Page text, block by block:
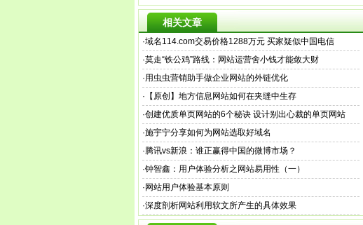
相关文章
·域名114.com交易价格1288万元 买家疑似中国电信
·莫走“铁公鸡”路线：网站运营舍小钱才能敛大财
·用虫虫营销助手做企业网站的外链优化
· 【原创】地方信息网站如何在夹缝中生存
·创建优质单页网站的6个秘诀 设计别出心裁的单页网站
·施宇宁分享如何为网站选取好域名
·腾讯vs新浪：谁正赢得中国的微博市场？
·钟智鑫：用户体验分析之网站易用性（一）
· 网站用户体验基本原则
·深度剖析网站利用软文所产生的具体效果